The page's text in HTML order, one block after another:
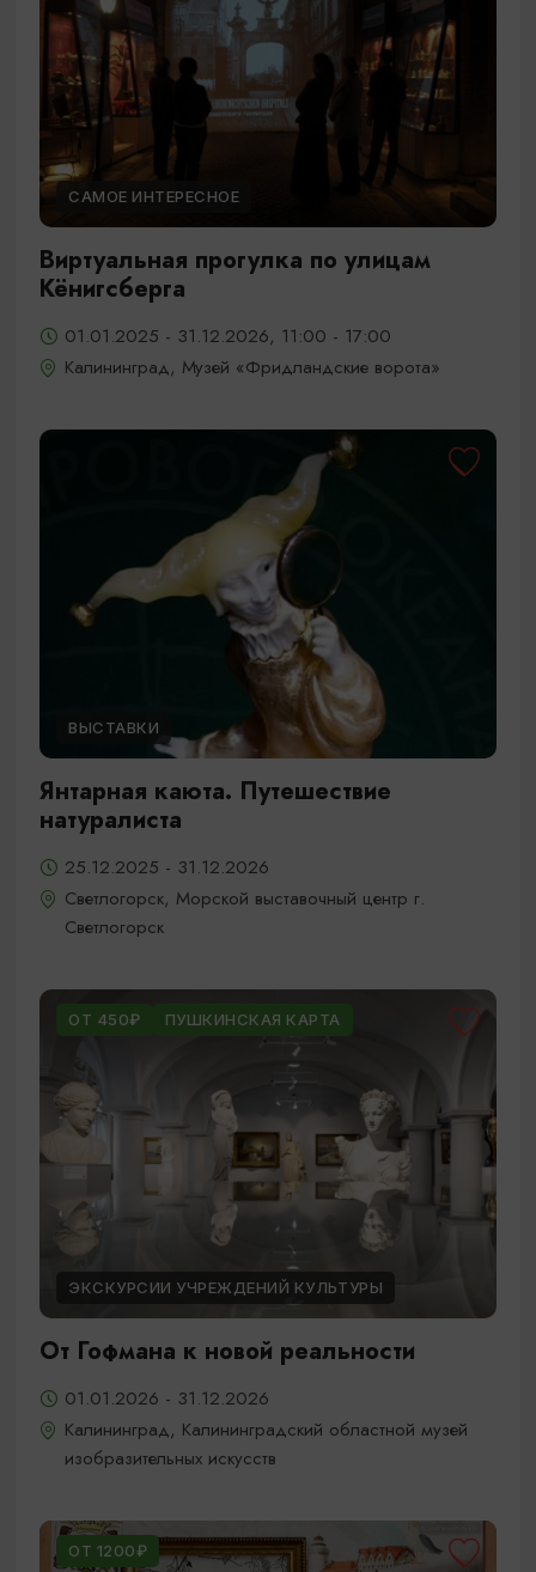
САМОЕ ИНТЕРЕСНОЕ
Виртуальная прогулка по улицам
Кёнигсберга
01.01.2025 - 31.12.2026, 11:00 - 17:00
Калининград, Музей «Фридландские ворота»
ВЫСТАВКИ
Янтарная каюта. Путешествие
натуралиста
25.12.2025 - 31.12.2026
Светлогорск, Морской выставочный центр г.
Светлогорск
ОТ 450₽ ПУШКИНСКАЯ КАРТА
ЭКСКУРСИИ УЧРЕЖДЕНИЙ КУЛЬТУРЫ
От Гофмана к новой реальности
01.01.2026 - 31.12.2026
Калининград, Калининградский областной музей
изобразительных искусств
ОТ 1200₽